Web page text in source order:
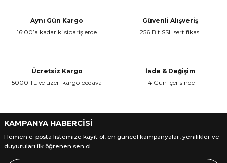
Ürün resmi kalitesiz, bozuk veya görüntülenemiyor.
Gönder
Aynı Gün Kargo
16:00’a kadar ki siparişlerde
Güvenli Alışveriş
256 Bit SSL sertifikası
Ücretsiz Kargo
5000 TL ve üzeri kargo bedava
İade & Değişim
14 Gün içerisinde
KAMPANYA HABERCİSİ
Hemen e-posta listemize kayıt ol, en güncel kampanyalar, yenilikler ve
duyuruları ilk öğrenen sen ol.